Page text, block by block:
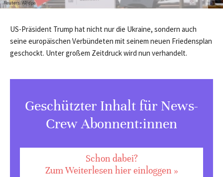
Reuters/AP/dpa
US-Präsident Trump hat nicht nur die Ukraine, sondern auch
seine europäischen Verbündeten mit seinem neuen Friedensplan
geschockt. Unter großem Zeitdruck wird nun verhandelt.
Geschützter Inhalt für News-
Crew Abonnent:innen
Schon dabei?
Zum Weiterlesen hier einloggen »